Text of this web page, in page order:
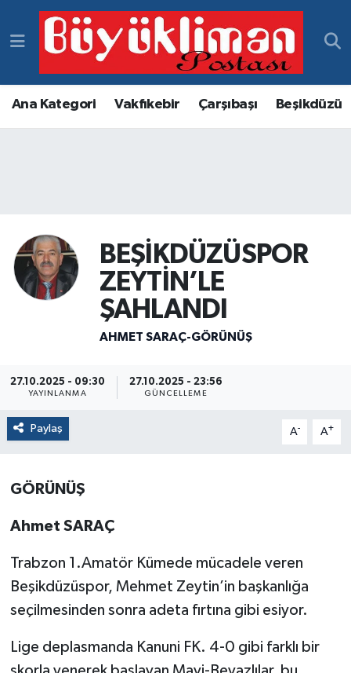
Ana Kategori Vakfıkebir Çarşıbaşı Beşikdüzü
BEŞİKDÜZÜSPOR
ZEYTİN’LE
ŞAHLANDI
AHMET SARAÇ-GÖRÜNÜŞ
27.10.2025 - 09:30
YAYINLANMA
27.10.2025 - 23:56
GÜNCELLEME
Paylaş A- A+
GÖRÜNÜŞ
Ahmet SARAÇ
Trabzon 1.Amatör Kümede mücadele veren
Beşikdüzüspor, Mehmet Zeytin’in başkanlığa
seçilmesinden sonra adeta fırtına gibi esiyor.
Lige deplasmanda Kanuni FK. 4-0 gibi farklı bir
Vakfıkebir Hava Durumu
Vakfıkebir Trafik Yoğunluk Haritası
Haber Arşivi